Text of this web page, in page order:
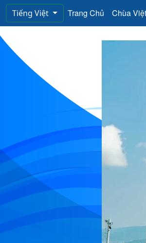
Tiếng Việt Trang Chủ Chùa Việt